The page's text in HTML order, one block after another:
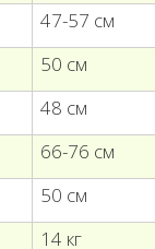
47-57 см
50 см
48 см
66-76 см
50 см
14 кг